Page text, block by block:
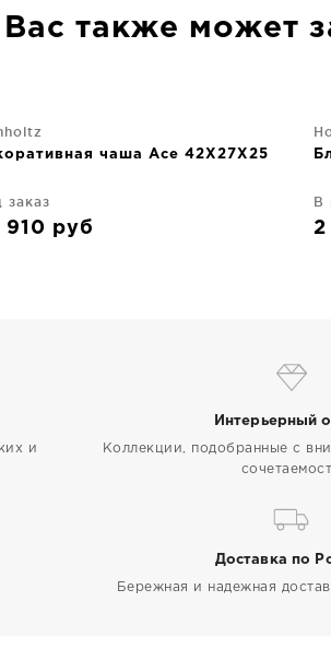
Вас также может
чаша Ace 42X27X25
заказ
910 руб
В
2
и
Интерьерный
Коллекции, подобранные с
Доставка по
Бережная и надежная